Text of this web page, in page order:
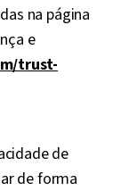
na página
e
trust-
de
de forma